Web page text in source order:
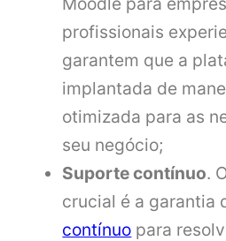
profissionais
garantem que a
implantada de
otimizada para as
seu negócio;
Suporte contínuo.
crucial é a garantia
contínuo para